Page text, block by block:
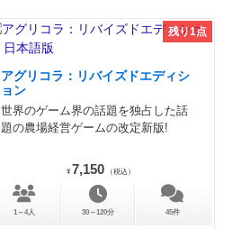
残り1点
アグリコラ：リバイズドエディシ
ョン
世界のゲーム界の話題を独占した話
題の農場経営ゲームの改定新版!
¥ 7,150 （税込）
1～4人 30～120分 45件